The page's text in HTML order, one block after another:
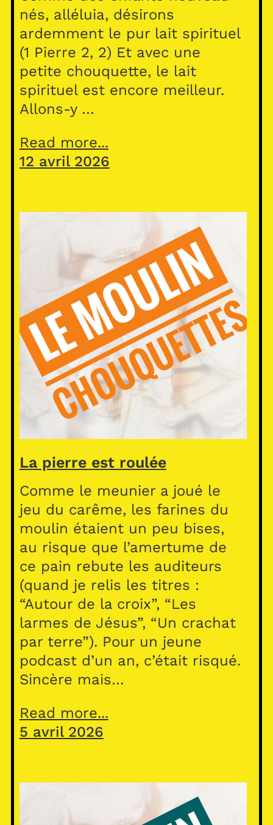
nés, alléluia, désirons
ardemment le pur lait spirituel
(1 Pierre 2, 2) Et avec une
petite chouquette, le lait
spirituel est encore meilleur.
Allons-y …
Read more...
12 avril 2026
La pierre est roulée
Comme le meunier a joué le
jeu du carême, les farines du
moulin étaient un peu bises,
au risque que l’amertume de
ce pain rebute les auditeurs
(quand je relis les titres :
“Autour de la croix”, “Les
larmes de Jésus”, “Un crachat
par terre”). Pour un jeune
podcast d’un an, c’était risqué.
Sincère mais…
Read more...
5 avril 2026